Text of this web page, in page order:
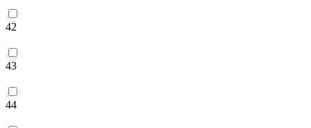
42
43
44